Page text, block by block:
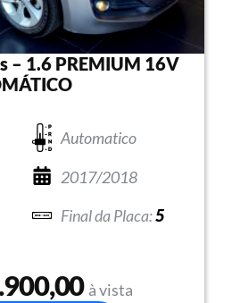
– 1.6 PREMIUM 16V
Automatico
2017/2018
5
à vista